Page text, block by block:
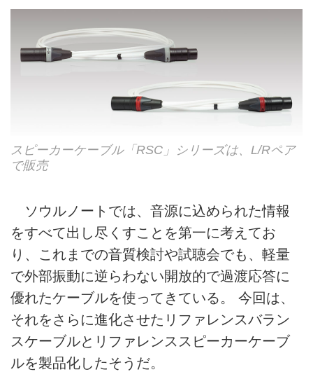
スピーカーケーブル「RSC」シリーズは、L/Rペア
で販売
ソウルノートでは、音源に込められた情報
をすべて出し尽くすことを第一に考えてお
り、これまでの音質検討や試聴会でも、軽量
で外部振動に逆らわない開放的で過渡応答に
優れたケーブルを使ってきている。 今回は、
それをさらに進化させたリファレンスバラン
スケーブルとリファレンススピーカーケーブ
ルを製品化したそうだ。